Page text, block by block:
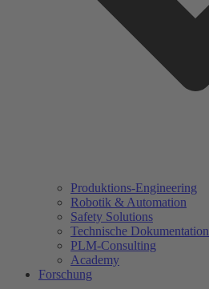
Produktions-Engineering
Robotik & Automation
Safety Solutions
Technische Dokumentation
PLM-Consulting
Academy
Forschung